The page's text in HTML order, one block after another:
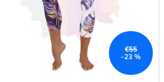
€55
–23 %